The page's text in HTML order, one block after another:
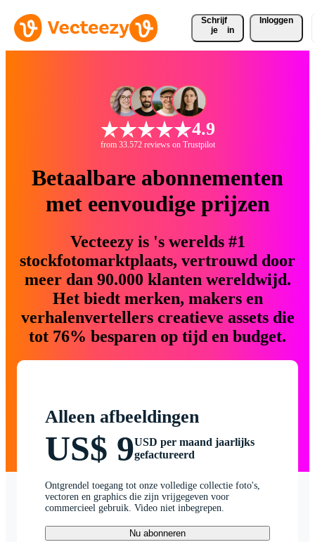
Schrijf
je
in
Inloggen
4.9
from 33.572 reviews on Trustpilot
Betaalbare abonnementen
met eenvoudige prijzen
Vecteezy is 's werelds #1
stockfotomarktplaats, vertrouwd door
meer dan 90.000 klanten wereldwijd.
Het biedt merken, makers en
verhalenvertellers creatieve assets die
tot 76% besparen op tijd en budget.
Alleen afbeeldingen
US$ 9USD per maand jaarlijks
gefactureerd
Ontgrendel toegang tot onze volledige collectie foto's,
vectoren en graphics die zijn vrijgegeven voor
commercieel gebruik. Video niet inbegrepen.
Nu abonneren